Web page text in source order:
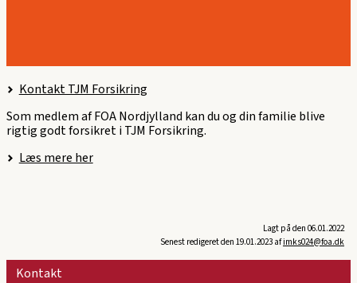
Kontakt TJM Forsikring
Som medlem af FOA Nordjylland kan du og din familie blive
rigtig godt forsikret i TJM Forsikring.
Læs mere her
Lagt på den 06.01.2022
Senest redigeret den 19.01.2023 afimks024@foa.dk
Kontakt